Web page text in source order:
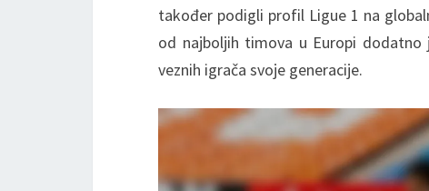
također podigli profil Ligue 1 na
od najboljih timova u Europi
veznih igrača svoje generacije.